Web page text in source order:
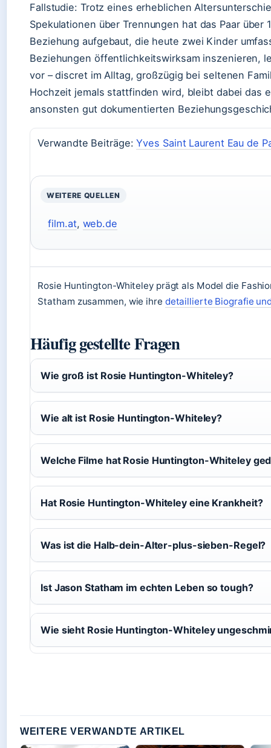
Fallstudie: Trotz eines erheblichen
Spekulationen über Trennungen hat das Paar
Beziehung aufgebaut, die heute zwei Kinder
Beziehungen öffentlichkeitswirksam inszenieren,
vor – discret im Alltag, großzügig bei seltenen
Hochzeit jemals stattfinden wird, bleibt dabei das
ansonsten gut dokumentierten
Verwandte Beiträge:Yves Saint Laurent Eau de
WEITERE QUELLEN
film.at, web.de
Rosie Huntington-Whiteley prägt als Model die
Statham zusammen, wie ihre detaillierte Biografie
Häufig gestellte Fragen
Wie groß ist Rosie Huntington-Whiteley?
Wie alt ist Rosie Huntington-Whiteley?
Welche Filme hat Rosie Huntington-Whiteley
Hat Rosie Huntington-Whiteley eine Krankheit?
Was ist die Halb-dein-Alter-plus-sieben-Regel?
Ist Jason Statham im echten Leben so tough?
Wie sieht Rosie Huntington-Whiteley
WEITERE VERWANDTE ARTIKEL